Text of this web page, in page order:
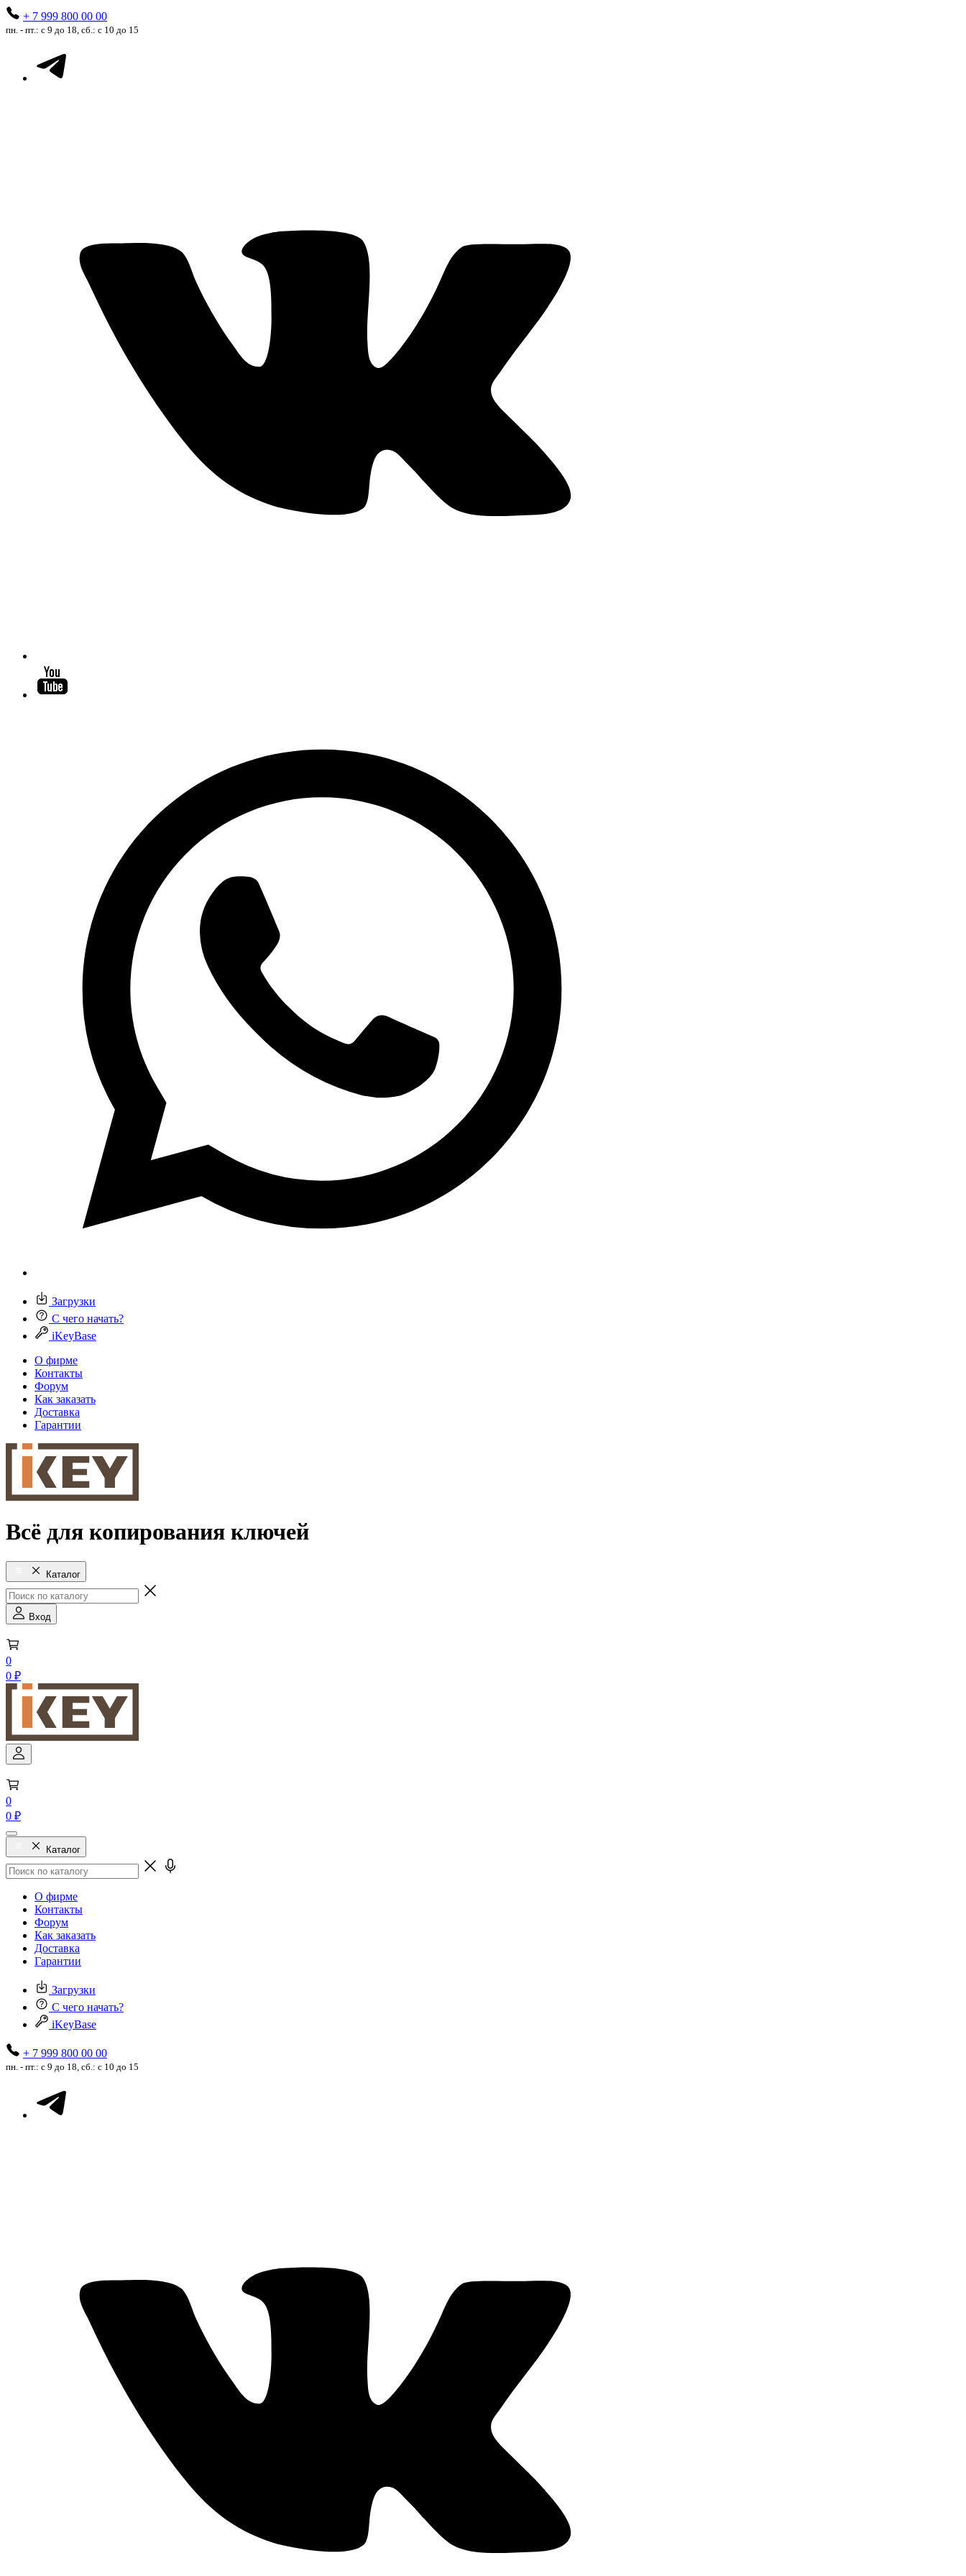
+ 7 999 800 00 00
пн. - пт.: с 9 до 18, сб.: с 10 до 15
Загрузки
С чего начать?
iKeyBase
О фирме
Контакты
Форум
Как заказать
Доставка
Гарантии
Всё для копирования ключей
Каталог
Вход
0
0 ₽
0
0 ₽
Каталог
О фирме
Контакты
Форум
Как заказать
Доставка
Гарантии
Загрузки
С чего начать?
iKeyBase
+ 7 999 800 00 00
пн. - пт.: с 9 до 18, сб.: с 10 до 15